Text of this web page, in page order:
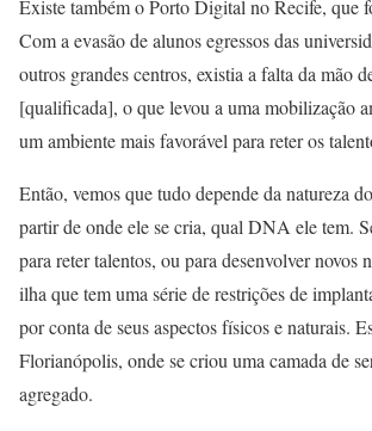
Existe também o Porto Digital no Recife, que
Com a evasão de alunos egressos das
outros grandes centros, existia a falta da mão
[qualificada], o que levou a uma mobilização
um ambiente mais favorável para reter os
Então, vemos que tudo depende da natureza
partir de onde ele se cria, qual DNA ele tem.
para reter talentos, ou para desenvolver novos
ilha que tem uma série de restrições de
por conta de seus aspectos físicos e naturais.
Florianópolis, onde se criou uma camada de
agregado.